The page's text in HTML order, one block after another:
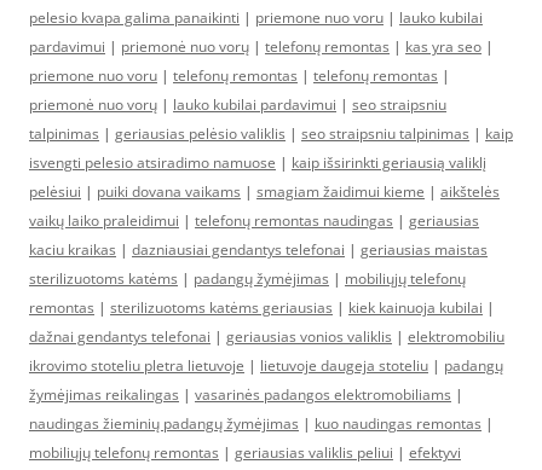
pelesio kvapa galima panaikinti | priemone nuo voru | lauko kubilai
pardavimui | priemonė nuo vorų | telefonų remontas | kas yra seo |
priemone nuo voru | telefonų remontas | telefonų remontas |
priemonė nuo vorų | lauko kubilai pardavimui | seo straipsniu
talpinimas | geriausias pelėsio valiklis | seo straipsniu talpinimas | kaip
isvengti pelesio atsiradimo namuose | kaip išsirinkti geriausią valiklį
pelėsiui | puiki dovana vaikams | smagiam žaidimui kieme | aikštelės
vaikų laiko praleidimui | telefonų remontas naudingas | geriausias
kaciu kraikas | dazniausiai gendantys telefonai | geriausias maistas
sterilizuotoms katėms | padangų žymėjimas | mobiliųjų telefonų
remontas | sterilizuotoms katėms geriausias | kiek kainuoja kubilai |
dažnai gendantys telefonai | geriausias vonios valiklis | elektromobiliu
ikrovimo stoteliu pletra lietuvoje | lietuvoje daugeja stoteliu | padangų
žymėjimas reikalingas | vasarinės padangos elektromobiliams |
naudingas žieminių padangų žymėjimas | kuo naudingas remontas |
mobiliųjų telefonų remontas | geriausias valiklis peliui | efektyvi